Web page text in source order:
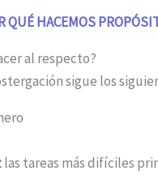
QUÉ HACEMOS
al respecto?
sigue los
las tareas más difíciles